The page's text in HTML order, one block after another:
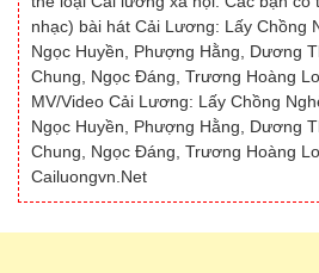
nhạc) bài hát Cải Lương: Lấy Chồng
Ngọc Huyền, Phượng Hằng, Dương
Chung, Ngọc Đáng, Trương Hoàng
MV/Video Cải Lương: Lấy Chồng
Ngọc Huyền, Phượng Hằng, Dương
Chung, Ngọc Đáng, Trương Hoàng
Cailuongvn.Net